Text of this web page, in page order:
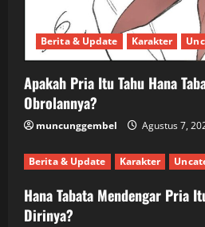
Berita & Update Karakter
Apakah Pria Itu Tahu Hana
Obrolannya?
muncunggembel Agustus 7,
Berita & Update Karakter
Hana Tabata Mendengar Pria
Dirinya?